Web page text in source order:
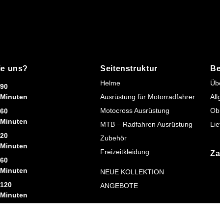
uns?
90
Minuten
60
Minuten
20
Minuten
60
Minuten
120
Minuten
Seitenstruktur
Helme
Ausrüstung für Motorradfahrer
Motocross Ausrüstung
MTB – Radfahren Ausrüstung
Zubehör
Freizeitkleidung
NEUE KOLLEKTION
ANGEBOTE